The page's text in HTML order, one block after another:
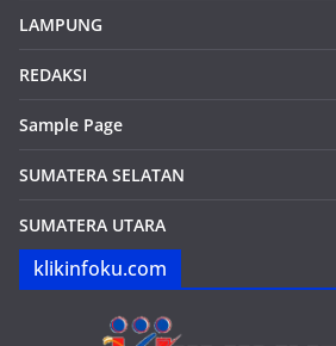
LAMPUNG
REDAKSI
Sample Page
SUMATERA SELATAN
SUMATERA UTARA
klikinfoku.com